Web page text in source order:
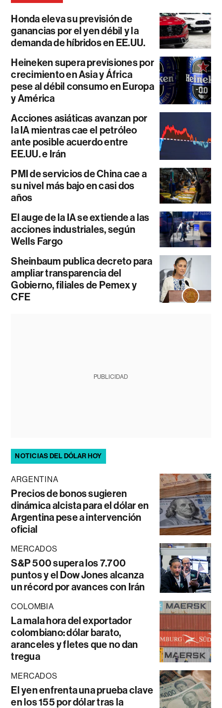
Honda eleva su previsión de
ganancias por el yen débil y la
demanda de híbridos en EE.UU.
Heineken supera previsiones por
crecimiento en Asia y África
pese al débil consumo en Europa
y América
Acciones asiáticas avanzan por
la IA mientras cae el petróleo
ante posible acuerdo entre
EE.UU. e Irán
PMI de servicios de China cae a
su nivel más bajo en casi dos
años
El auge de la IA se extiende a las
acciones industriales, según
Wells Fargo
Sheinbaum publica decreto para
ampliar transparencia del
Gobierno, filiales de Pemex y
CFE
PUBLICIDAD
NOTICIAS DEL DÓLAR HOY
ARGENTINA
Precios de bonos sugieren
dinámica alcista para el dólar en
Argentina pese a intervención
oficial
MERCADOS
S&P 500 supera los 7.700
puntos y el Dow Jones alcanza
un récord por avances con Irán
COLOMBIA
La mala hora del exportador
colombiano: dólar barato,
aranceles y fletes que no dan
tregua
MERCADOS
El yen enfrenta una prueba clave
en los 155 por dólar tras la